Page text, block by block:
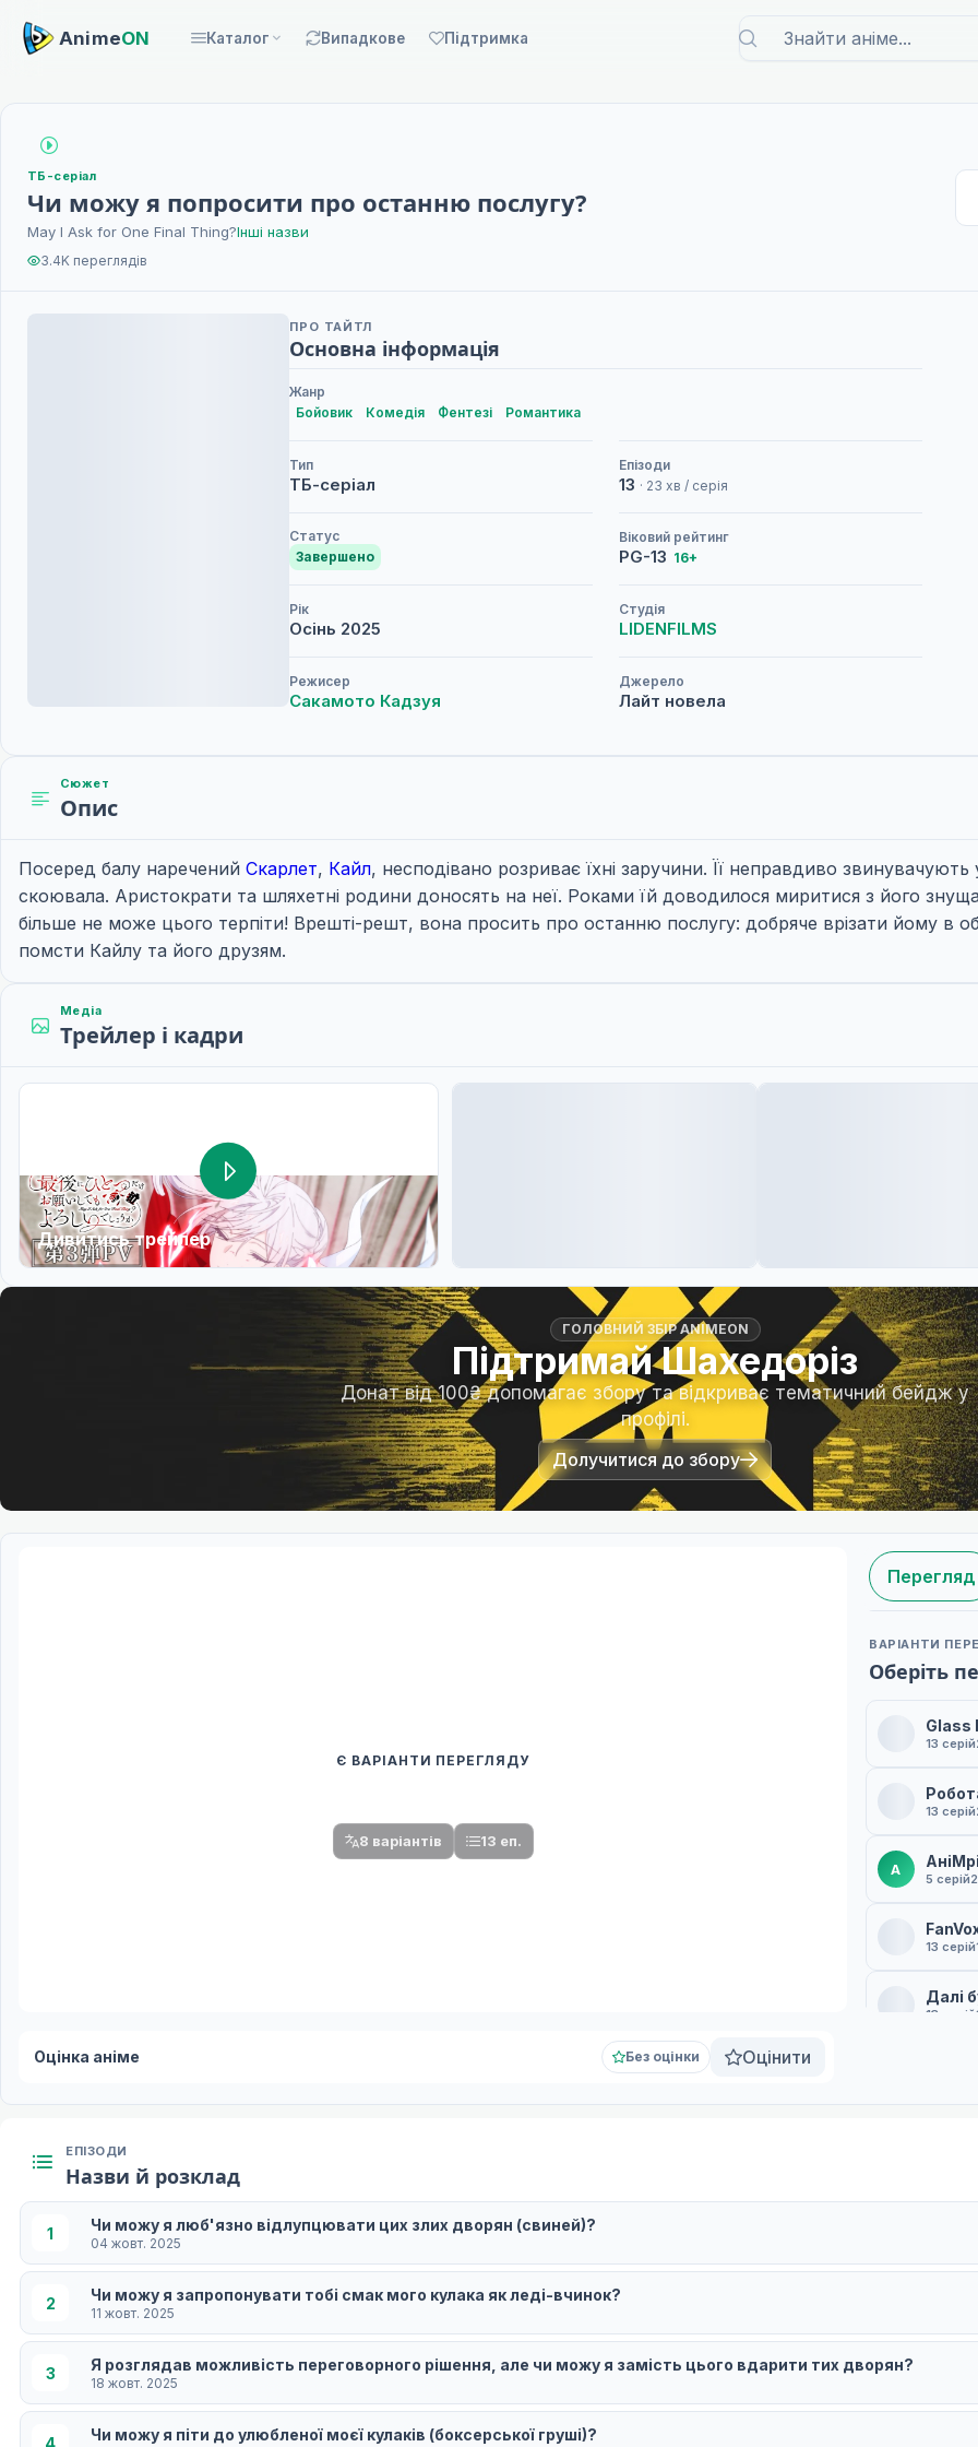
AnimeON Каталог Випадкове Підтримка
ТБ-серіал
Чи можу я попросити про останню послугу?
May I Ask for One Final Thing?Інші назви
3.4K переглядів
ПРО ТАЙТЛ
Основна інформація
Жанр
Бойовик
Комедія Фентезі Романтика
Тип
ТБ-серіал
Епізоди
13 · 23 хв / серія
Статус
Завершено
Віковий рейтинг
PG-13 16+
Рік
Осінь 2025
Студія
LIDENFILMS
Режисер
Сакамото Кадзуя
Джерело
Лайт новела
Сюжет
Опис
Посеред балу наречений Скарлет, Кайл, несподівано розриває їхні заручини. Її неправдиво
скоювала. Аристократи та шляхетні родини доносять на неї. Роками їй доводилося миритися з його
більше не може цього терпіти! Врешті-решт, вона просить про останню послугу: добряче врізати йому в
помсти Кайлу та його друзям.
Медіа
Трейлер і кадри
Дивитись трейлер
ГОЛОВНИЙ ЗБІР ANIMEON
Підтримай Шахедоріз
Донат від 100₴ допомагає збору та відкриває тематичний бейдж у
профілі.
Долучитися до збору
Є ВАРІАНТИ ПЕРЕГЛЯДУ
8 варіантів 13 еп.
Оцінка аніме Без оцінки Оцінити
Перегляд
ВАРІАНТИ
Оберіть
Glass
13 серій
13 серій
А
5 серій
13 серій
Далі
13 серій
ЕПІЗОДИ
Назви й розклад
1 Чи можу я люб'язно відлупцювати цих злих дворян (свиней)?
04 жовт. 2025
2 Чи можу я запропонувати тобі смак мого кулака як леді-вчинок?
11 жовт. 2025
3 Я розглядав можливість переговорного рішення, але чи можу я замість цього вдарити тих дворян?
18 жовт. 2025
4 Чи можу я піти до улюбленої моєї кулаків (боксерської груші)?